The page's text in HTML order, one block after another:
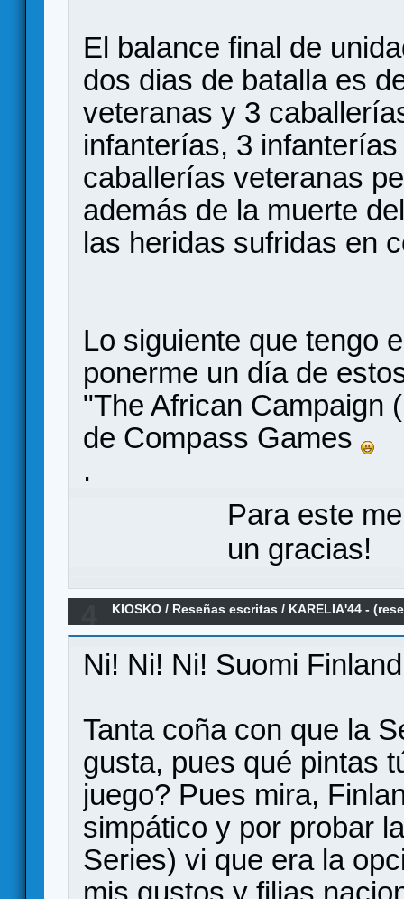
El balance final de
dos dias de batalla es
veteranas y 3
infanterías, 3
caballerías veteranas
además de la muerte
las heridas sufridas en
Lo siguiente que tengo
ponerme un día de
"The African Campaign
de Compass Games
.
Para este
un gracias!
KIOSKO / Reseñas escritas / KARELIA'44 -
Ni! Ni! Ni! Suomi
Tanta coña con que la
gusta, pues qué pintas
juego? Pues mira,
simpático y por probar
Series) vi que era la
mis gustos y filias